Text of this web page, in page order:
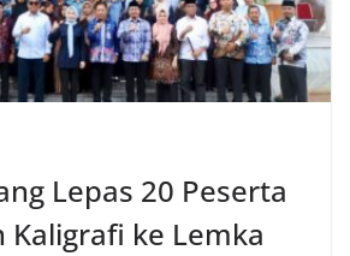
Lepas 20 Peserta
Kaligrafi ke Lemka